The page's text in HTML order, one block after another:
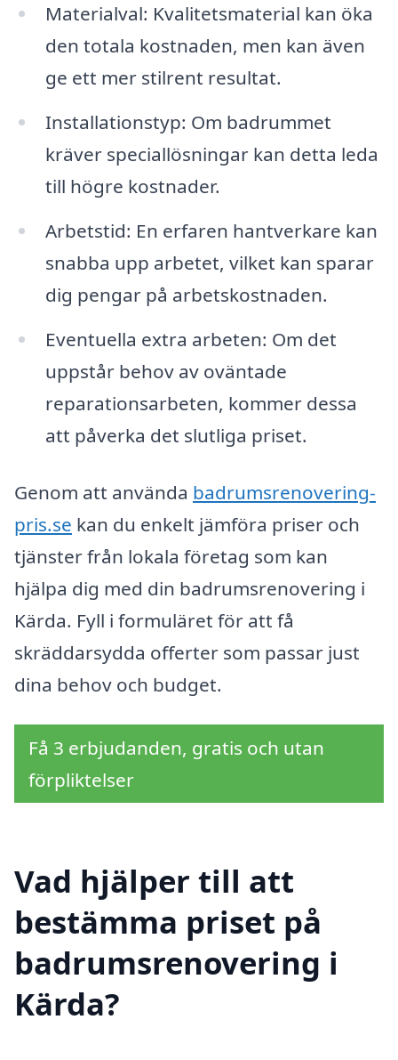
Materialval: Kvalitetsmaterial kan öka
den totala kostnaden, men kan även
ge ett mer stilrent resultat.
Installationstyp: Om badrummet
kräver speciallösningar kan detta leda
till högre kostnader.
Arbetstid: En erfaren hantverkare kan
snabba upp arbetet, vilket kan sparar
dig pengar på arbetskostnaden.
Eventuella extra arbeten: Om det
uppstår behov av oväntade
reparationsarbeten, kommer dessa
att påverka det slutliga priset.
Genom att använda badrumsrenovering-
pris.se kan du enkelt jämföra priser och
tjänster från lokala företag som kan
hjälpa dig med din badrumsrenovering i
Kärda. Fyll i formuläret för att få
skräddarsydda offerter som passar just
dina behov och budget.
Få 3 erbjudanden, gratis och utan
förpliktelser
Vad hjälper till att
bestämma priset på
badrumsrenovering i
Kärda?